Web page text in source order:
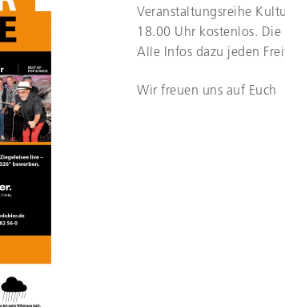
Veranstaltungsreihe
18.00 Uhr kostenlos.
Alle Infos dazu jeden
Wir freuen uns auf Euch